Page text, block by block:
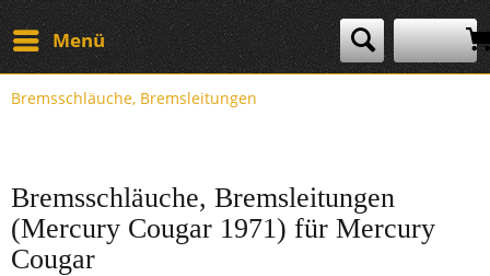
Menü
Bremsschläuche, Bremsleitungen
Bremsschläuche, Bremsleitungen
(Mercury Cougar 1971) für Mercury
Cougar